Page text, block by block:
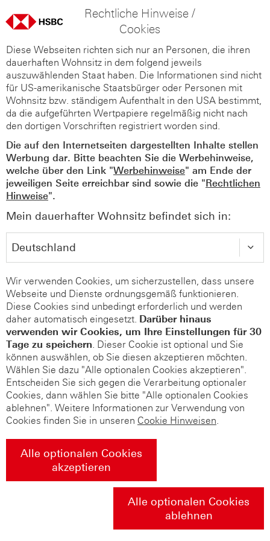
Rechtliche Hinweise /
Cookies
Diese Webseiten richten sich nur an Personen, die ihren
dauerhaften Wohnsitz in dem folgend jeweils
auszuwählenden Staat haben. Die Informationen sind nicht
für US-amerikanische Staatsbürger oder Personen mit
Wohnsitz bzw. ständigem Aufenthalt in den USA bestimmt,
da die aufgeführten Wertpapiere regelmäßig nicht nach
den dortigen Vorschriften registriert worden sind.
Die auf den Internetseiten dargestellten Inhalte stellen
Werbung dar. Bitte beachten Sie die Werbehinweise,
welche über den Link "Werbehinweise" am Ende der
jeweiligen Seite erreichbar sind sowie die "Rechtlichen
Hinweise".
Mein dauerhafter Wohnsitz befindet sich in:
Wir verwenden Cookies, um sicherzustellen, dass unsere
Webseite und Dienste ordnungsgemäß funktionieren.
Diese Cookies sind unbedingt erforderlich und werden
daher automatisch eingesetzt. Darüber hinaus
verwenden wir Cookies, um Ihre Einstellungen für 30
Tage zu speichern. Dieser Cookie ist optional und Sie
können auswählen, ob Sie diesen akzeptieren möchten.
Wählen Sie dazu "Alle optionalen Cookies akzeptieren".
Entscheiden Sie sich gegen die Verarbeitung optionaler
Cookies, dann wählen Sie bitte "Alle optionalen Cookies
ablehnen". Weitere Informationen zur Verwendung von
Cookies finden Sie in unseren Cookie Hinweisen.
Alle optionalen Cookies
akzeptieren
Alle optionalen Cookies
ablehnen